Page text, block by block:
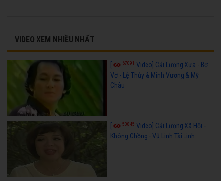
VIDEO XEM NHIỀU NHẤT
67091 Video] Cải Lương Xưa - Bơ
Vơ - Lệ Thủy & Minh Vương & Mỹ
Châu
50845 Video] Cải Lương Xã Hội -
Không Chồng - Vũ Linh Tài Linh